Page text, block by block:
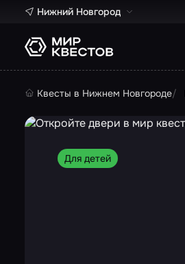
Нижний Новгород
Квесты в Нижнем Новгороде
Для детей